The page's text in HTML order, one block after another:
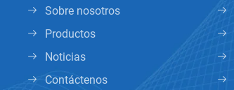
Sobre nosotros
Productos
Noticias
Contáctenos